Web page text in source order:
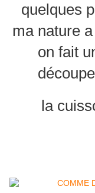
quelques
ma nature
on fait
la